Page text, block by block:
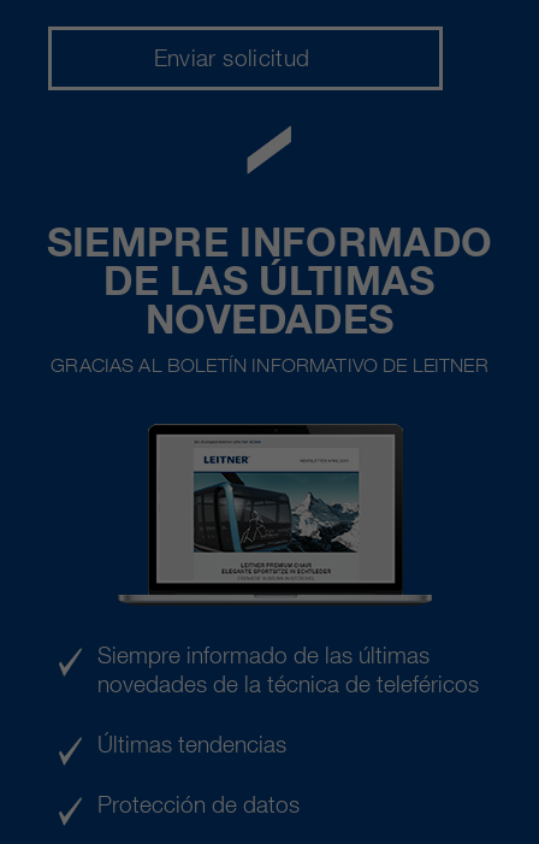
SIEMPRE INFORMADO
DE LAS ÚLTIMAS
NOVEDADES
GRACIAS AL BOLETÍN INFORMATIVO DE LEITNER
Siempre informado de las últimas
novedades de la técnica de teleféricos
Últimas tendencias
Protección de datos